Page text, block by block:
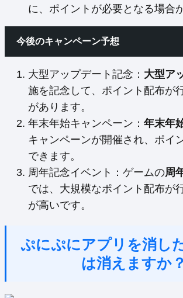
に、ポイントが必要となる場合
今後のキャンペーン予想
大型アップデート記念： 大型ア
施を記念して、ポイント配布が
があります。
年末年始キャンペーン： 年末年
キャンペーンが開催され、ポイ
できます。
周年記念イベント：ゲームの周
では、大規模なポイント配布が
が高いです。
ぷにぷにアプリを消し
は消えますか？